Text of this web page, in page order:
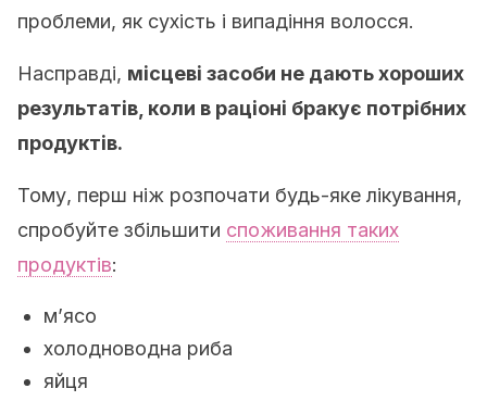
проблеми, як сухість і випадіння волосся.
Насправді, місцеві засоби не дають хороших
результатів, коли в раціоні бракує потрібних
продуктів.
Тому, перш ніж розпочати будь-яке лікування,
спробуйте збільшити споживання таких
продуктів:
м’ясо
холодноводна риба
яйця